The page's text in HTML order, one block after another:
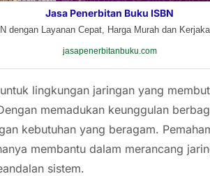
Jasa Penerbitan Buku ISBN
dengan Layanan Cepat, Harga Murah dan
jasapenerbitanbuku.com
lingkungan jaringan yang
memadukan keunggulan
kebutuhan yang beragam.
membantu dalam merancang
sistem.